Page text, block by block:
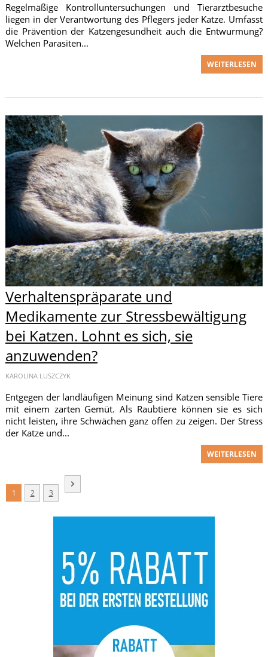
Regelmäßige Kontrolluntersuchungen und Tierarztbesuche
liegen in der Verantwortung des Pflegers jeder Katze. Umfasst
die Prävention der Katzengesundheit auch die Entwurmung?
Welchen Parasiten...
WEITERLESEN
Verhaltenspräparate und
Medikamente zur Stressbewältigung
bei Katzen. Lohnt es sich, sie
anzuwenden?
KAROLINA LUSZCZYK
Entgegen der landläufigen Meinung sind Katzen sensible Tiere
mit einem zarten Gemüt. Als Raubtiere können sie es sich
nicht leisten, ihre Schwächen ganz offen zu zeigen. Der Stress
der Katze und...
WEITERLESEN
1 2 3